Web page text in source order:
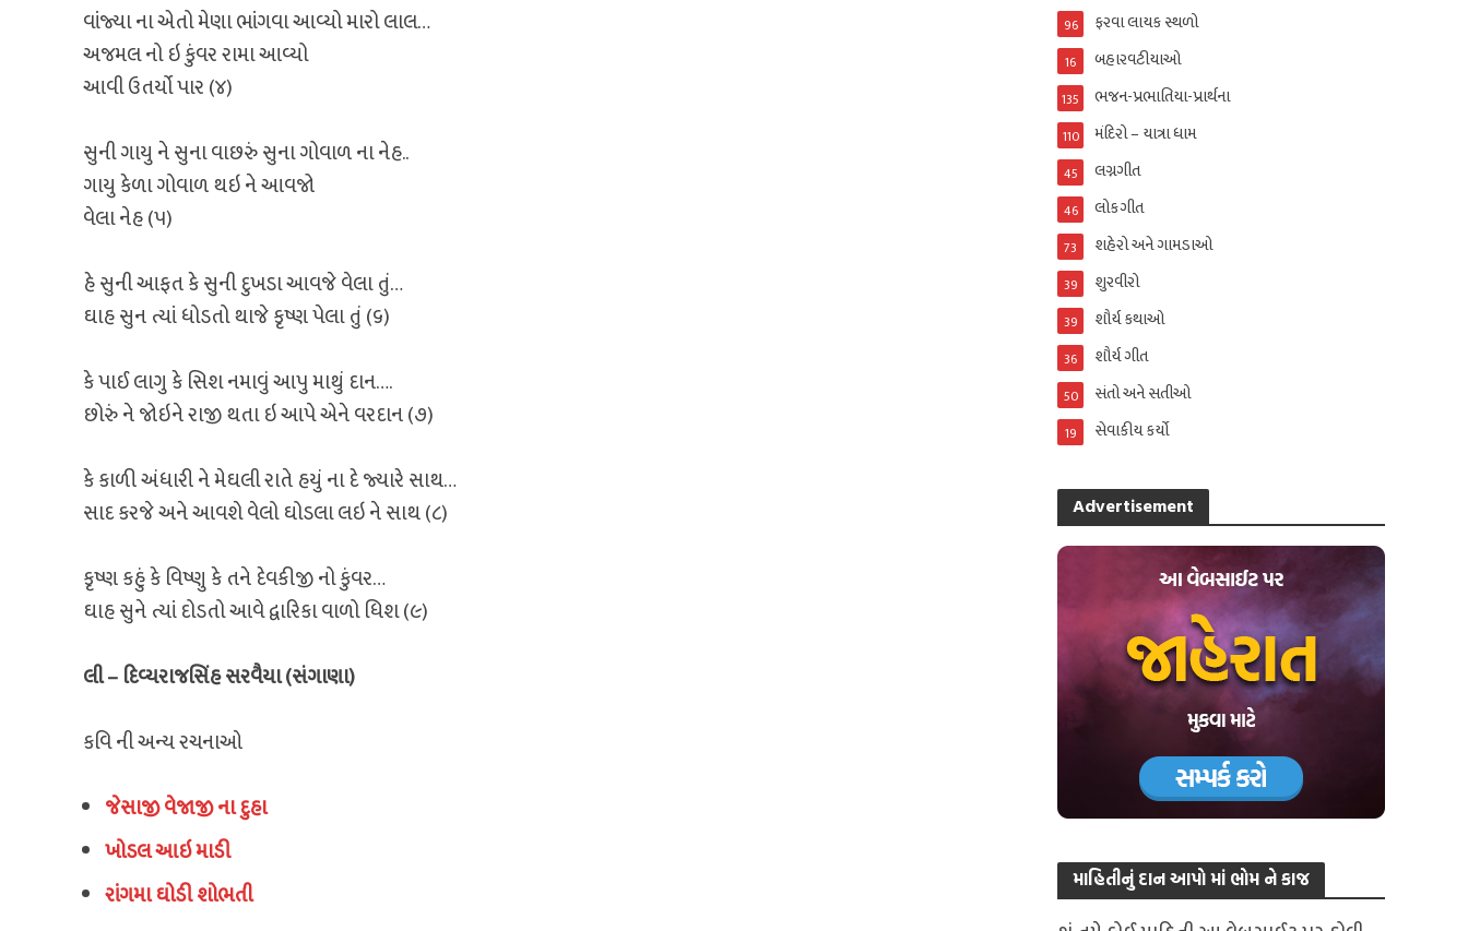
વાંજ્યા ના એતો મેણા ભાંગવા આવ્યો મારો લાલ…
અજમલ નો ઇ કુંવર રામા આવ્યો
આવી ઉતર્યો પાર (૪)
સુની ગાયુ ને સુના વાછરું સુના ગોવાળ ના નેહ..
ગાયુ કેળા ગોવાળ થઇ ને આવજો
વેલા નેહ (૫)
હે સુની આફત કે સુની દુખડા આવજે વેલા તું…
ઘાહ સુન ત્યાં ધોડતો થાજે કૃષ્ણ પેલા તું (૬)
કે પાઈ લાગુ કે સિશ નમાવું આપુ માથું દાન….
છોરું ને જોઇને રાજી થતા ઇ આપે એને વરદાન (૭)
કે કાળી અંધારી ને મેઘલી રાતે હયું ના દે જ્યારે સાથ…
સાદ કરજે અને આવશે વેલો ઘોડલા લઇ ને સાથ (૮)
કૃષ્ણ કહું કે વિષ્ણુ કે તને દેવકીજી નો કુંવર…
ઘાહ સુને ત્યાં દોડતો આવે દ્વારિકા વાળો ધિશ (૯)
લી – દિવ્યરાજસિંહ સરવૈયા (સંગાણા)
કવિ ની અન્ય રચનાઓ
જેસાજી વેજાજી ના દુહા
ખોડલ આઇ માડી
રાંગમા ઘોડી શોભતી
ફરવા લાયક સ્થળો
96
બહારવટીયાઓ
16
ભજન-પ્રભાતિયા-પ્રાર્થના
135
મંદિરો – યાત્રા ધામ
110
લગ્નગીત
45
લોકગીત
46
શહેરો અને ગામડાઓ
73
શુરવીરો
39
શૌર્ય કથાઓ
39
શૌર્ય ગીત
36
સંતો અને સતીઓ
50
સેવાકીય કર્યો
19
Advertisement
માહિતીનું દાન આપો માં ભોમ ને કાજ